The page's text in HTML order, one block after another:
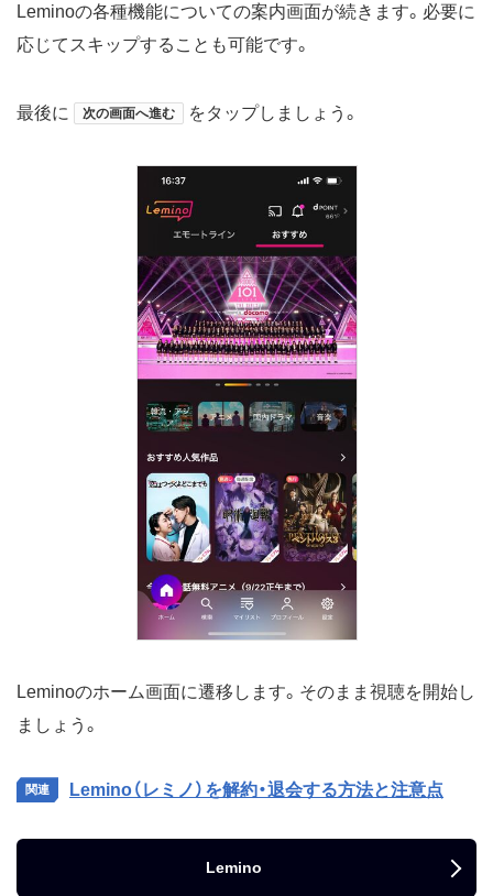
Leminoの各種機能についての案内画面が続きます。必要に
応じてスキップすることも可能です。
最後に 次の画面へ進む をタップしましょう。
Leminoのホーム画面に遷移します。そのまま視聴を開始し
ましょう。
Lemino（レミノ）を解約・退会する方法と注意点
Lemino